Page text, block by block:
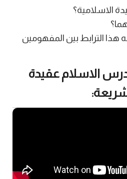
الاسلامية؟
الترابط بين المفهومين
الاسلام عقيدة